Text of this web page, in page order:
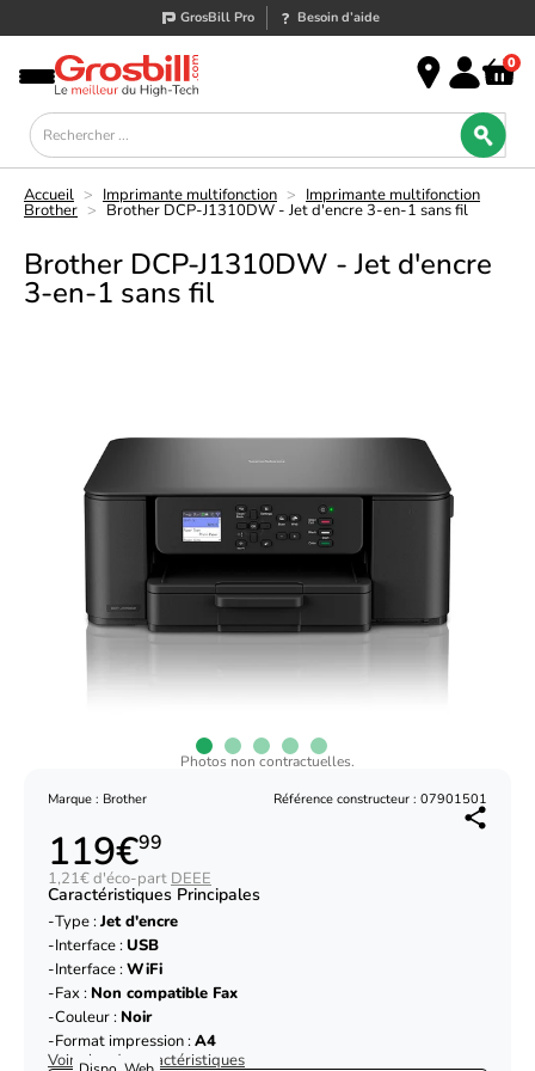
GrosBill Pro Besoin d’aide
0
Accueil > Imprimante multifonction > Imprimante multifonction
Brother > Brother DCP-J1310DW - Jet d'encre 3-en-1 sans fil
Brother DCP-J1310DW - Jet d'encre
3-en-1 sans fil
Photos non contractuelles.
Marque : Brother Référence constructeur : 07901501
119€99
1,21€ d'éco-part DEEE
Caractéristiques Principales
Type :Jet d'encre
Interface :USB
Interface :WiFi
Fax : Non compatible Fax
Couleur : Noir
Format impression :A4
Voir plus de caractéristiques